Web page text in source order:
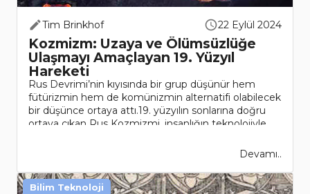
Tim Brinkhof 22 Eylül 2024
Kozmizm: Uzaya ve Ölümsüzlüğe
Ulaşmayı Amaçlayan 19. Yüzyıl
Hareketi
Rus Devrimi’nin kıyısında bir grup düşünür hem
fütürizmin hem de komünizmin alternatifi olabilecek
bir düşünce ortaya attı.19. yüzyılın sonlarına doğru
ortaya çıkan Rus Kozmizmi, insanlığın teknolojiyle
Devamı..
Bilim Teknoloji